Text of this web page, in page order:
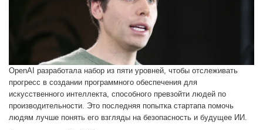
OpenAI разработала набор из пяти уровней, чтобы отслеживать
прогресс в создании программного обеспечения для
искусственного интеллекта, способного превзойти людей по
производительности. Это последняя попытка стартапа помочь
людям лучше понять его взгляды на безопасность и будущее ИИ.